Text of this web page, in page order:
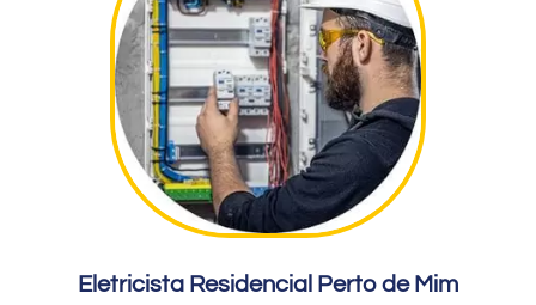
Eletricista Residencial Perto de Mim